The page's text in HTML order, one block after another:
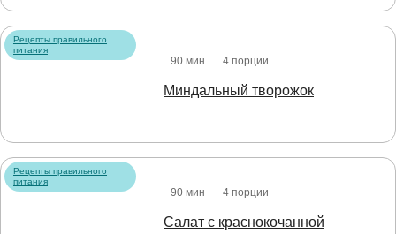
Рецепты правильного
питания
90 мин 4 порции
Миндальный творожок
Рецепты правильного
питания
90 мин 4 порции
Салат с краснокочанной